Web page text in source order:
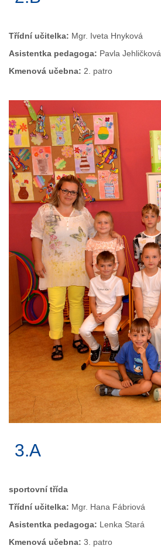
Třídní učitelka: Mgr. Iveta Hnyková
Asistentka pedagoga: Pavla Jehličková
Kmenová učebna: 2. patro
3.A
sportovní třída
Třídní učitelka: Mgr. Hana Fábriová
Asistentka pedagoga: Lenka Stará
Kmenová učebna: 3. patro